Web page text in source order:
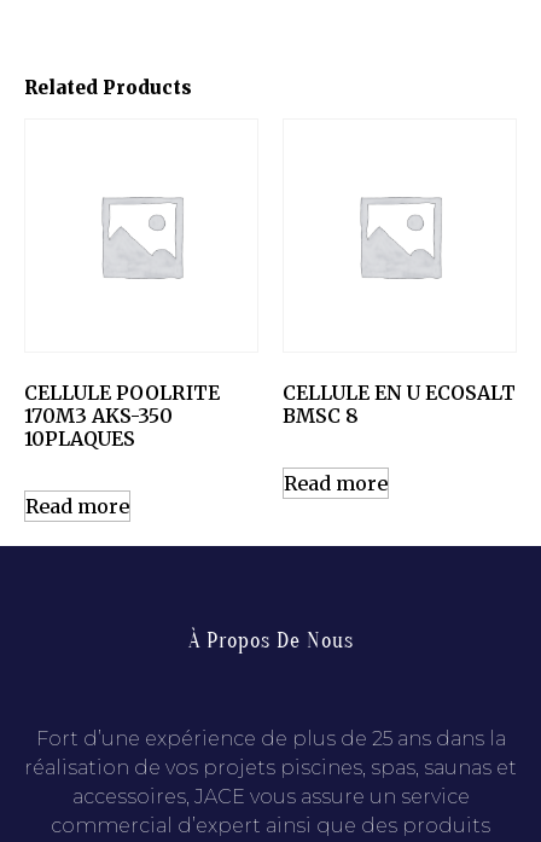
Related Products
CELLULE POOLRITE
170M3 AKS-350
10PLAQUES
Read more
CELLULE EN U ECOSALT
BMSC 8
Read more
À Propos De Nous
Fort d’une expérience de plus de 25 ans dans la
réalisation de vos projets piscines, spas, saunas et
accessoires, JACE vous assure un service
commercial d’expert ainsi que des produits